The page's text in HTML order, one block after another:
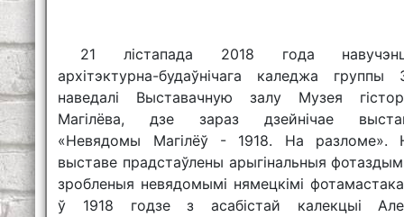
21 лістапада 2018 года
архітэктурна-будаўнічага каледжа группы
наведалі Выставачную залу Музея
Магілёва, дзе зараз дзейнічае
«Невядомы Магілёў - 1918. На разломе».
выставе прадстаўлены арыгінальныя
зробленыя невядомымі нямецкімі
ў 1918 годзе з асабістай калекцыі